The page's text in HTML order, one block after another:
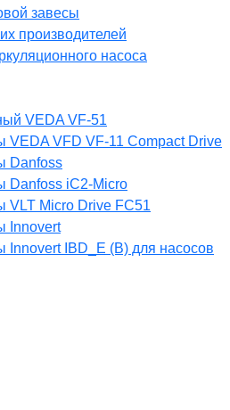
завесы
производителей
насоса
VEDA VF-51
VEDA VFD VF-11 Compact Drive
Danfoss
Danfoss iC2-Micro
VLT Micro Drive FC51
Innovert
Innovert IBD_E (B) для насосов